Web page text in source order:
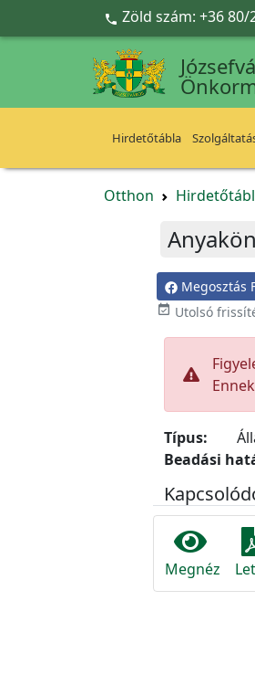
Ugrás a fő tartalomra
 Zöld szám: +36 80/
Hirdetőtábla
Otthon
Megosztás
 Utolsó
Típus:
Beadási
Megnéz